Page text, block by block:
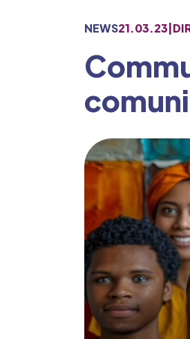
NEWS21.03.23